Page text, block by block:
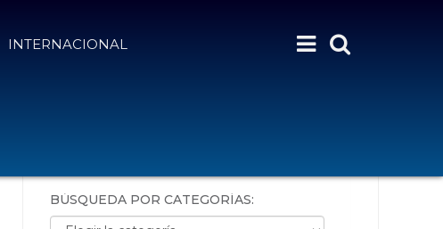
INTERNACIONAL
BÚSQUEDA POR CATEGORÍAS:
Búsqueda por categorías: